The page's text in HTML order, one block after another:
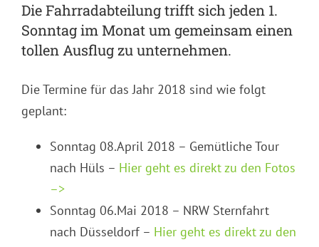
Die Fahrradabteilung trifft sich jeden 1.
Sonntag im Monat um gemeinsam einen
tollen Ausflug zu unternehmen.
Die Termine für das Jahr 2018 sind wie folgt
geplant:
Sonntag 08.April 2018 – Gemütliche Tour
nach Hüls – Hier geht es direkt zu den Fotos
–>
Sonntag 06.Mai 2018 – NRW Sternfahrt
nach Düsseldorf – Hier geht es direkt zu den